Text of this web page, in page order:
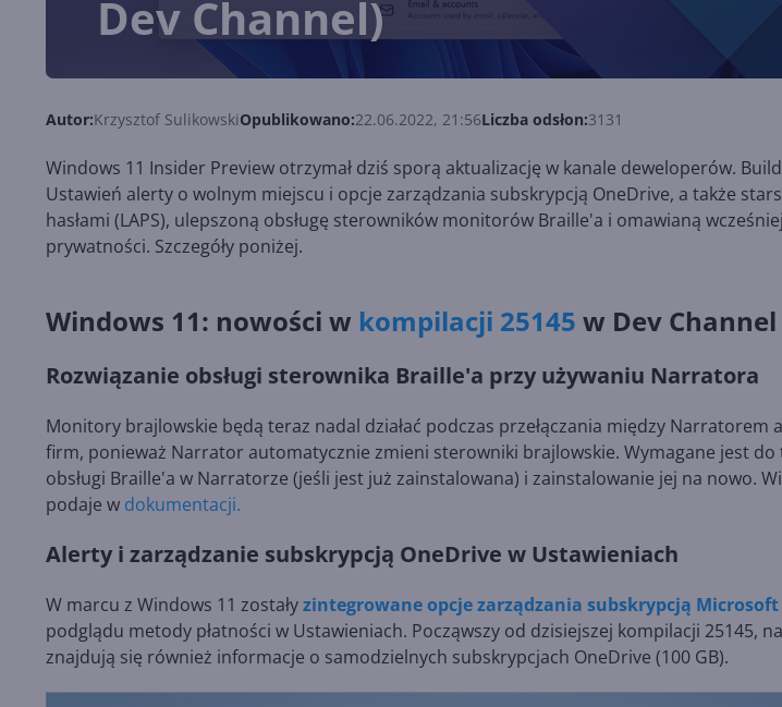
Dev Channel)
Autor:Krzysztof SulikowskiOpublikowano:22.06.2022, 21:56Liczba odsłon:3131
Windows 11 Insider Preview otrzymał dziś sporą aktualizację w kanale deweloperów.
Ustawień alerty o wolnym miejscu i opcje zarządzania subskrypcją OneDrive, a także
hasłami (LAPS), ulepszoną obsługę sterowników monitorów Braille'a i omawianą
prywatności. Szczegóły poniżej.
Windows 11: nowości w kompilacji 25145 w Dev Channel
Rozwiązanie obsługi sterownika Braille'a przy używaniu Narratora
Monitory brajlowskie będą teraz nadal działać podczas przełączania między Narratorem
firm, ponieważ Narrator automatycznie zmieni sterowniki brajlowskie. Wymagane jest do
obsługi Braille'a w Narratorze (jeśli jest już zainstalowana) i zainstalowanie jej na nowo.
podaje w dokumentacji.
Alerty i zarządzanie subskrypcją OneDrive w Ustawieniach
W marcu z Windows 11 zostałyzintegrowane opcje zarządzania subskrypcją Microsoft
podglądu metody płatności w Ustawieniach. Począwszy od dzisiejszej kompilacji 25145,
znajdują się również informacje o samodzielnych subskrypcjach OneDrive (100 GB).